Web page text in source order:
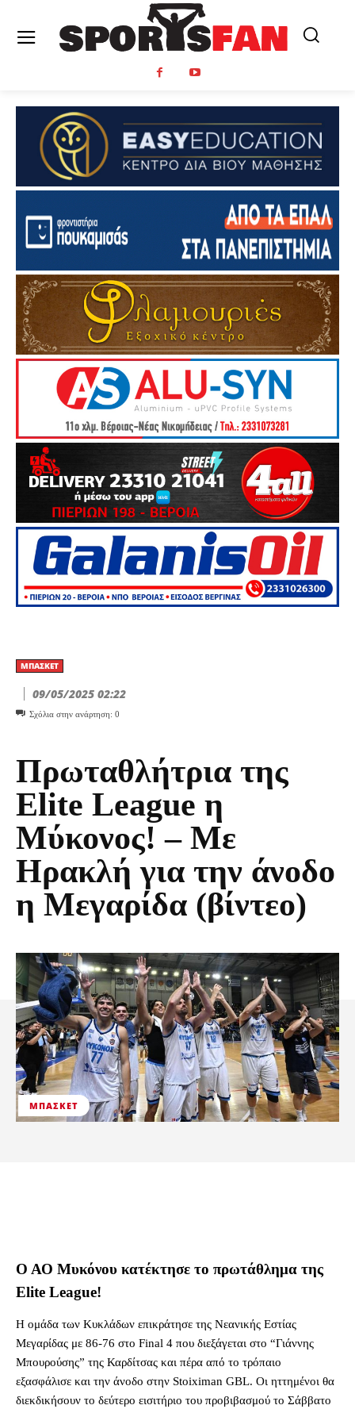
ΜΠΆΣΚΕΤ
09/05/2025 02:22
Σχόλια στην ανάρτηση: 0
Πρωταθλήτρια της
Elite League η
Μύκονος! – Με
Ηρακλή για την άνοδο
η Μεγαρίδα (βίντεο)
ΜΠΆΣΚΕΤ
Ο ΑΟ Μυκόνου κατέκτησε το πρωτάθλημα της
Elite League!
Η ομάδα των Κυκλάδων επικράτησε της Νεανικής Εστίας
Μεγαρίδας με 86-76 στο Final 4 που διεξάγεται στο “Γιάννης
Μπουρούσης” της Καρδίτσας και πέρα από το τρόπαιο
εξασφάλισε και την άνοδο στην Stoiximan GBL. Οι ηττημένοι θα
διεκδικήσουν το δεύτερο εισιτήριο του προβιβασμού το Σάββατο